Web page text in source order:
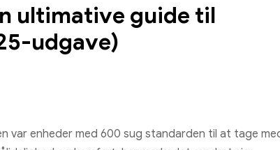
ultimative guide til
udgave)
var enheder med 600 sug standarden til at tage